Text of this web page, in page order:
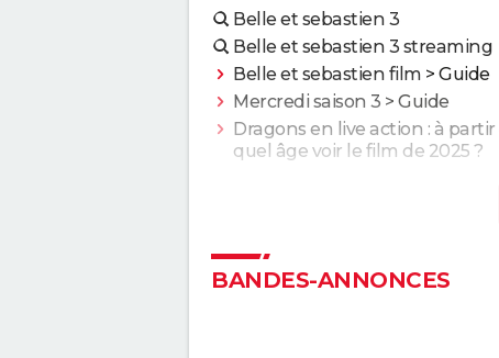
Belle et sebastien 3
Belle et sebastien 3 streaming
Belle et sebastien film > Guide
Mercredi saison 3 > Guide
Dragons en live action : à partir
quel âge voir le film de 2025 ?
Vaiana en live action : le
dévoile les défis du remake en
Paddington au Pérou : le
épisode est-il aussi bien que les
BANDES-ANNONCES